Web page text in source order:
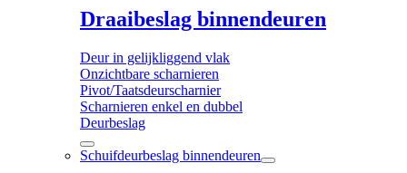
Draaibeslag binnendeuren
Deur in gelijkliggend vlak
Onzichtbare scharnieren
Pivot/Taatsdeurscharnier
Scharnieren enkel en dubbel
Deurbeslag
Schuifdeurbeslag binnendeuren